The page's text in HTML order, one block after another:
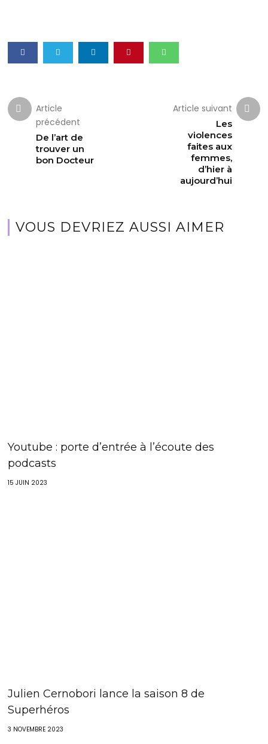
Article
précédent
De l’art de
trouver un
bon Docteur
Article suivant
Les
violences
faites aux
femmes,
d’hier à
aujourd’hui
VOUS DEVRIEZ AUSSI AIMER
Youtube : porte d’entrée à l’écoute des
podcasts
15 JUIN 2023
Julien Cernobori lance la saison 8 de
Superhéros
3 NOVEMBRE 2023